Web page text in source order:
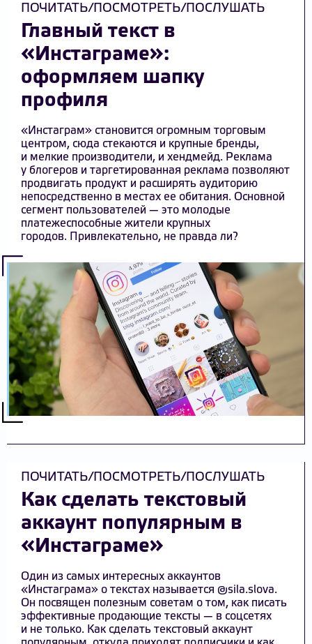
ПОЧИТАТЬ/ПОСМОТРЕТЬ/ПОСЛУШАТЬ
Главный текст в
«Инстаграме»:
оформляем шапку
профиля
«Инстаграм» становится огромным торговым
центром, сюда стекаются и крупные бренды,
и мелкие производители, и хендмейд. Реклама
у блогеров и таргетированная реклама позволяют
продвигать продукт и расширять аудиторию
непосредственно в местах ее обитания. Основной
сегмент пользователей — это молодые
платежеспособные жители крупных
городов. Привлекательно, не правда ли?
ПОЧИТАТЬ/ПОСМОТРЕТЬ/ПОСЛУШАТЬ
Как сделать текстовый
аккаунт популярным в
«Инстаграме»
Один из самых интересных аккаунтов
«Инстаграма» о текстах называется @sila.slovа.
Он посвящен полезным советам о том, как писать
эффективные продающие тексты — в соцсетях
и не только. Как сделать текстовый аккаунт